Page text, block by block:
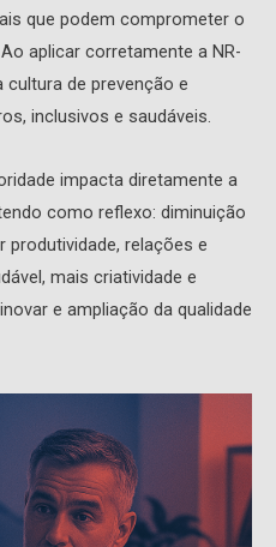
que podem comprometer o
aplicar corretamente a NR-
de prevenção e
inclusivos e saudáveis.
impacta diretamente a
como reflexo: diminuição
produtividade, relações e
mais criatividade e
e ampliação da qualidade